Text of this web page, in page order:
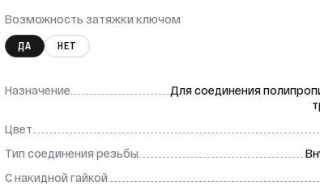
Возможность затяжки ключом
ДА НЕТ
Назначение
Для соединения
Цвет
Тип соединения резьбы
С накидной гайкой